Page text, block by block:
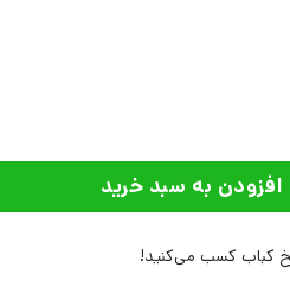
پرورش فکری کودکان و نوجوانان عدد
افزودن به سبد خرید
کباب کسب می‌کنید!